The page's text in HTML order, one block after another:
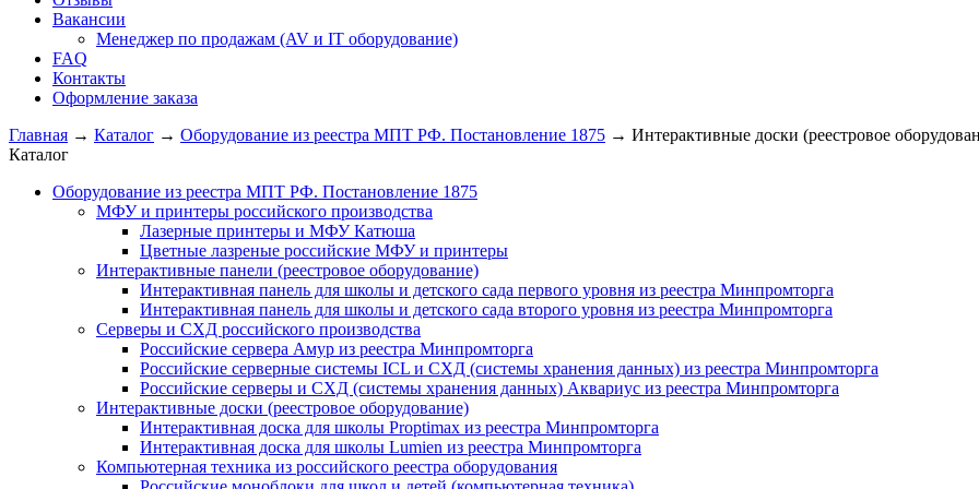
Вакансии
Менеджер по продажам (AV и IT оборудование)
FAQ
Контакты
Оформление заказа
Главная → Каталог → Оборудование из реестра МПТ РФ. Постановление 1875 → Интерактивные доски (реестровое
Каталог
Оборудование из реестра МПТ РФ. Постановление 1875
МФУ и принтеры российского производства
Лазерные принтеры и МФУ Катюша
Цветные лазреные российские МФУ и принтеры
Интерактивные панели (реестровое оборудование)
Интерактивная панель для школы и детского сада первого уровня из реестра Минпромторга
Интерактивная панель для школы и детского сада второго уровня из реестра Минпромторга
Серверы и СХД российского производства
Российские сервера Амур из реестра Минпромторга
Российские серверные системы ICL и СХД (системы хранения данных) из реестра Минпромторга
Российские серверы и СХД (системы хранения данных) Аквариус из реестра Минпромторга
Интерактивные доски (реестровое оборудование)
Интерактивная доска для школы Proptimax из реестра Минпромторга
Интерактивная доска для школы Lumien из реестра Минпромторга
Компьютерная техника из российского реестра оборудования